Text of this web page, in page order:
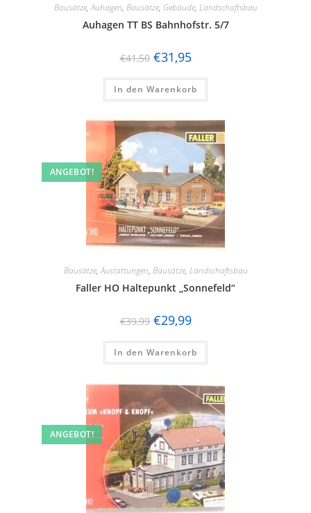
Bausätze,Auhagen, Bausätze, Gebäude, Landschaftsbau
Auhagen TT BS Bahnhofstr. 5/7
€41,50 €31,95
In den Warenkorb
ANGEBOT!
Bausätze,Austattungen, Bausätze, Landschaftsbau
Faller HO Haltepunkt „Sonnefeld“
€39,99 €29,99
In den Warenkorb
ANGEBOT!